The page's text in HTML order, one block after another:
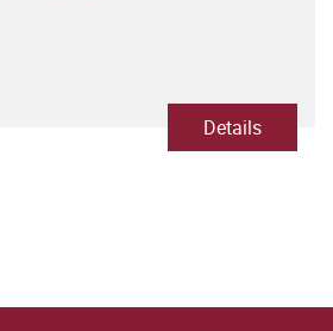
Details